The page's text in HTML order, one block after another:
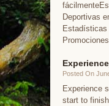
Deportivas
Estadísticas
Posted On
Experience
start to